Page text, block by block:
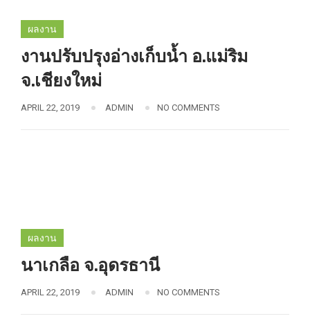
ผลงาน
งานปรับปรุงอ่างเก็บน้ำ อ.แม่ริม
จ.เชียงใหม่
APRIL 22, 2019 ADMIN NO COMMENTS
ผลงาน
นาเกลือ จ.อุดรธานี
APRIL 22, 2019 ADMIN NO COMMENTS